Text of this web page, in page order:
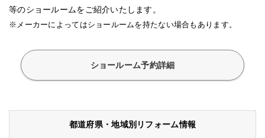
等のショールームをご紹介いたします。
※メーカーによってはショールームを持たない場合もあります。
ショールーム予約詳細
都道府県・地域別リフォーム情報